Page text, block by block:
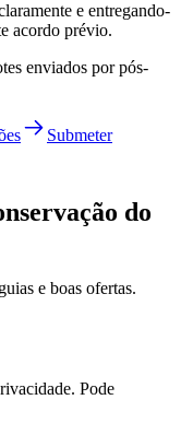
e entregando-
acordo prévio.
enviados por pós-
Submeter
do
e boas ofertas.
Pode